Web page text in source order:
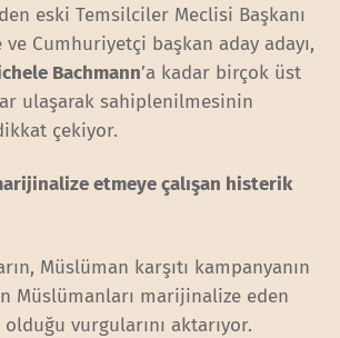
eski Temsilciler Meclisi Başkanı
ve Cumhuriyetçi başkan aday adayı,
Bachmann’a kadar birçok üst
ulaşarak sahiplenilmesinin
çekiyor.
etmeye çalışan histerik
Müslüman karşıtı kampanyanın
Müslümanları marijinalize eden
vurgularını aktarıyor.